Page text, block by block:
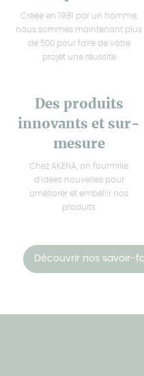
Créée en 1981 par un homme,
nous sommes maintenant plus
de 500 pour faire de votre
projet une réussite
Des produits
innovants et sur-
mesure
Chez AKENA, on fourmille
d'idées nouvelles pour
améliorer et embellir nos
produits
Découvrir nos savoir-